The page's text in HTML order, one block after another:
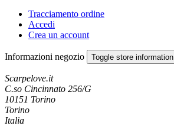
Tracciamento ordine
Accedi
Crea un account
Informazioni negozio Toggle store information
Scarpelove.it
C.so Cincinnato 256/G
10151 Torino
Torino
Italia